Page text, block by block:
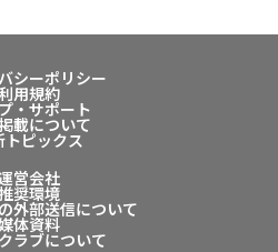
シーポリシー
用規約
・サポート
載について
トピックス
営会社
奨環境
外部送信について
体資料
ラブについて